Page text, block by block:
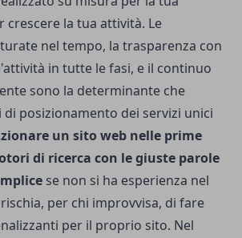
crescere la tua attività. Le
nel tempo, la trasparenza con
in tutte le fasi, e il continuo
sono la determinante che
posizionamento dei servizi unici
un sito web nelle prime
di ricerca con le giuste parole
se non si ha esperienza nel
per chi improvvisa, di fare
per il proprio sito. Nel